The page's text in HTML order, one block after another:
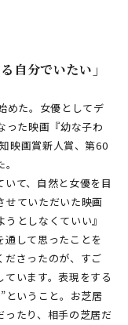
自分でいたい」
めた。女優としてデ
った映画『幼な子わ
映画賞新人賞、第60
いて、自然と女優を目
せていただいた映画
としなくていい』
通して思ったことを
ださったのが、すご
います。表現をする
ということ。お芝居
ったり、相手の芝居だ